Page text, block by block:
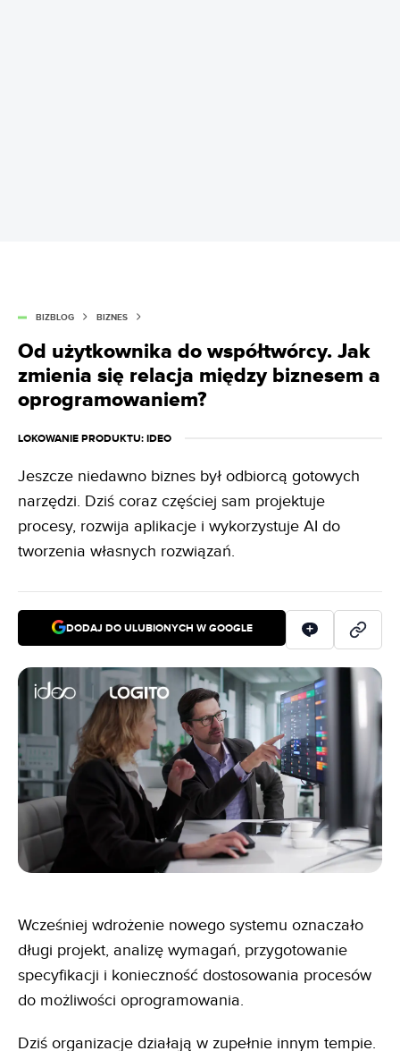
BIZBLOG BIZNES
Od użytkownika do współtwórcy. Jak
zmienia się relacja między biznesem a
oprogramowaniem?
LOKOWANIE PRODUKTU: IDEO
Jeszcze niedawno biznes był odbiorcą gotowych
narzędzi. Dziś coraz częściej sam projektuje
procesy, rozwija aplikacje i wykorzystuje AI do
tworzenia własnych rozwiązań.
DODAJ DO ULUBIONYCH W GOOGLE
Wcześniej wdrożenie nowego systemu oznaczało
długi projekt, analizę wymagań, przygotowanie
specyfikacji i konieczność dostosowania procesów
do możliwości oprogramowania.
Dziś organizacje działają w zupełnie innym tempie.